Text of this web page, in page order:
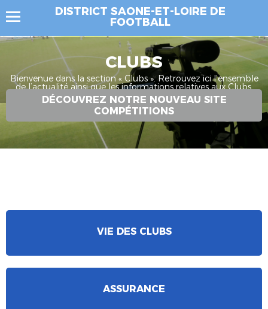
DISTRICT SAONE-ET-LOIRE DE
FOOTBALL
CLUBS
Bienvenue dans la section « Clubs ». Retrouvez ici l’ensemble
de l’actualité ainsi que les informations relatives aux Clubs.
DÉCOUVREZ NOTRE NOUVEAU SITE
COMPÉTITIONS
VIE DES CLUBS
ASSURANCE